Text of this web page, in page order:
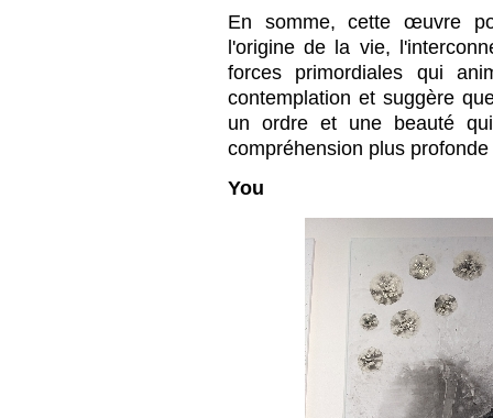
En somme, cette œuvre
l'origine de la vie,
forces primordiales qui
contemplation et suggère
un ordre et une beauté
compréhension plus
You